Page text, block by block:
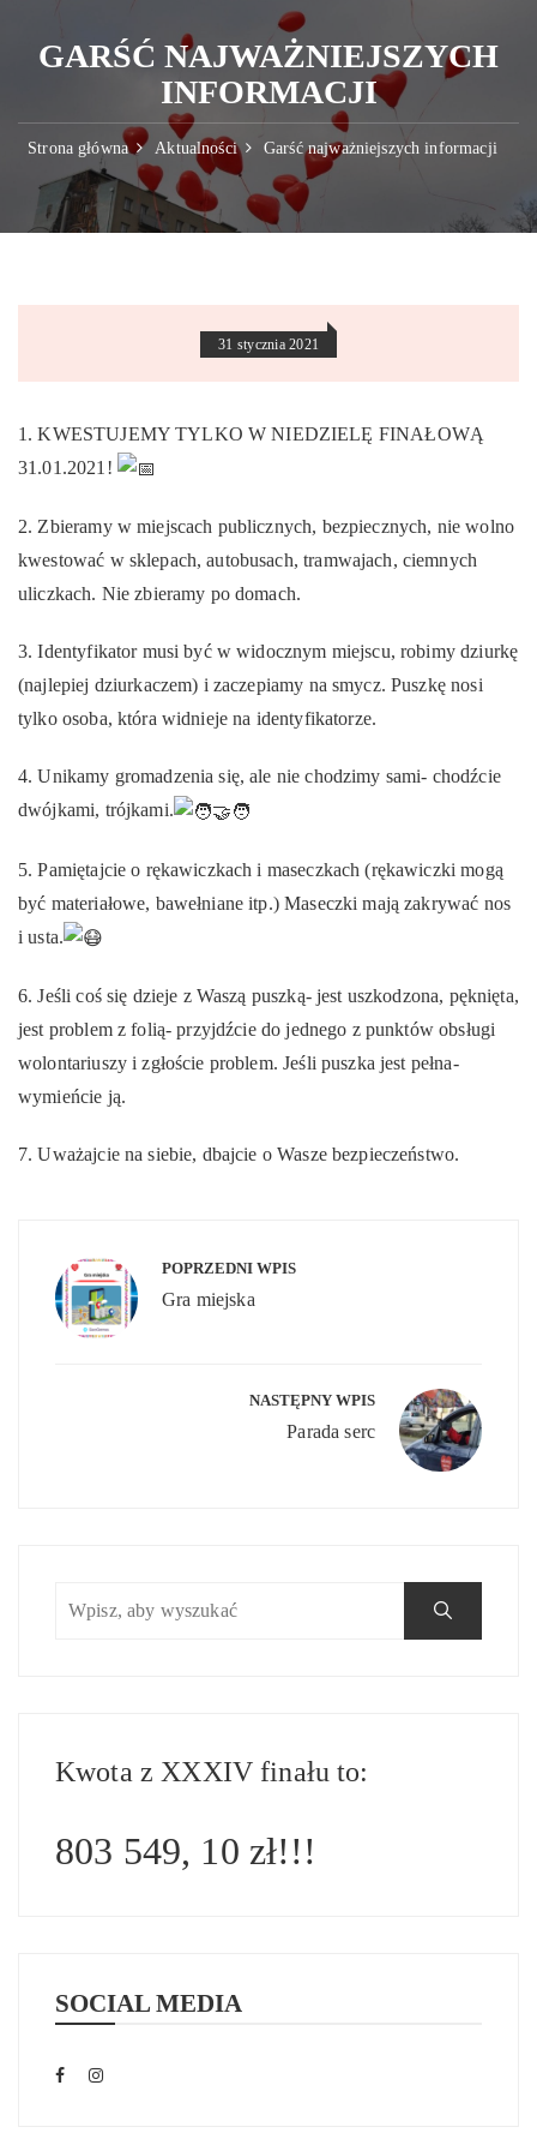
GARŚĆ NAJWAŻNIEJSZYCH
INFORMACJI
Strona główna Aktualności Garść najważniejszych informacji
31 stycznia 2021
1. KWESTUJEMY TYLKO W NIEDZIELĘ FINAŁOWĄ
31.01.2021!
2. Zbieramy w miejscach publicznych, bezpiecznych, nie wolno
kwestować w sklepach, autobusach, tramwajach, ciemnych
uliczkach. Nie zbieramy po domach.
3. Identyfikator musi być w widocznym miejscu, robimy dziurkę
(najlepiej dziurkaczem) i zaczepiamy na smycz. Puszkę nosi
tylko osoba, która widnieje na identyfikatorze.
4. Unikamy gromadzenia się, ale nie chodzimy sami- chodźcie
dwójkami, trójkami.
5. Pamiętajcie o rękawiczkach i maseczkach (rękawiczki mogą
być materiałowe, bawełniane itp.) Maseczki mają zakrywać nos
i usta.
6. Jeśli coś się dzieje z Waszą puszką- jest uszkodzona, pęknięta,
jest problem z folią- przyjdźcie do jednego z punktów obsługi
wolontariuszy i zgłoście problem. Jeśli puszka jest pełna-
wymieńcie ją.
7. Uważajcie na siebie, dbajcie o Wasze bezpieczeństwo.
wpisu
POPRZEDNI WPIS
Gra miejska
NASTĘPNY WPIS
Parada serc
Kwota z XXXIV finału to:
803 549, 10 zł!!!
SOCIAL MEDIA